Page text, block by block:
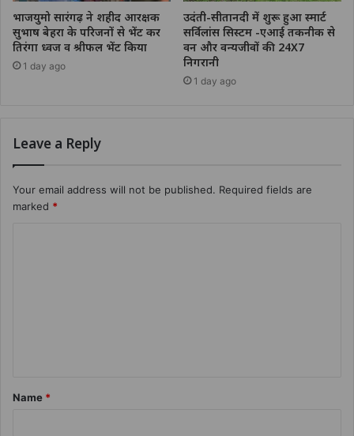
भाजयुमो सारंगढ़ ने शहीद आरक्षक
सुभाष बेहरा के परिजनों से भेंट कर
तिरंगा ध्वज व श्रीफल भेंट किया
1 day ago
उदंती-सीतानदी में शुरू हुआ स्मार्ट
सर्विलांस सिस्टम -एआई तकनीक से
वन और वन्यजीवों की 24X7
निगरानी
1 day ago
Leave a Reply
Your email address will not be published. Required fields are
marked *
Name *